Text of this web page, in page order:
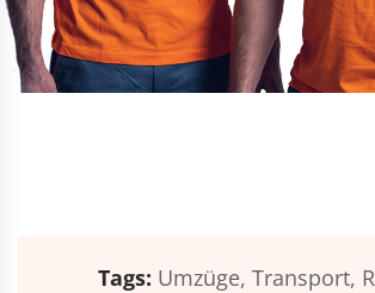
Tags: Umzüge, Transport,